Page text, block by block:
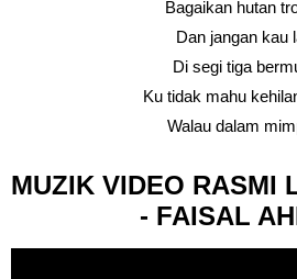
Bagaikan hutan
Dan jangan kau
Di segi tiga
Ku tidak mahu
Walau dalam
MUZIK VIDEO RASMI
- FAISAL